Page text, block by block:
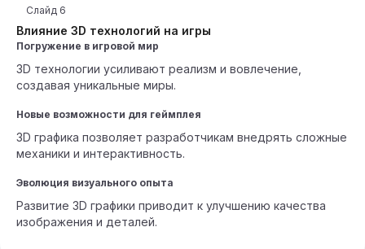
Влияние 3D технологий на игры
Слайд 6
Погружение в игровой мир
3D технологии усиливают реализм и вовлечение,
создавая уникальные миры.
Новые возможности для геймплея
3D графика позволяет разработчикам внедрять сложные
механики и интерактивность.
Эволюция визуального опыта
Развитие 3D графики приводит к улучшению качества
изображения и деталей.